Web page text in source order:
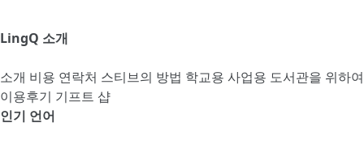
LingQ 소개
소개 비용 연락처 스티브의 방법 학교용 사업용 도서관을 위하여
이용후기 기프트 샵
인기 언어